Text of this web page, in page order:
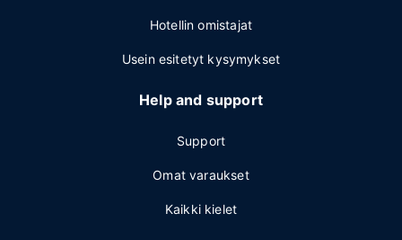
Hotellin omistajat
Usein esitetyt kysymykset
Help and support
Support
Omat varaukset
Kaikki kielet